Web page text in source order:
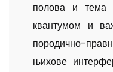
полова и тема
квантумом и
породично-
њихове